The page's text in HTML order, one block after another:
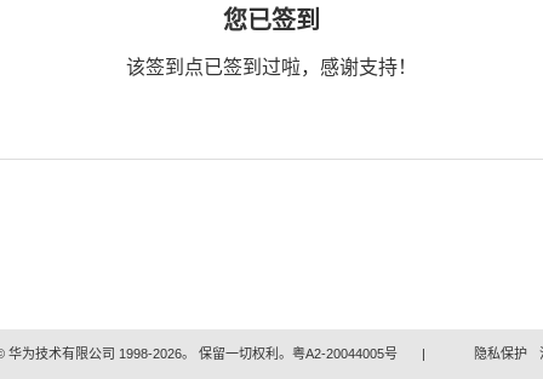
您已签到
该签到点已签到过啦，感谢支持！
华为技术有限公司 1998-2026。 保留一切权利。粤A2-20044005号 | 隐私保护